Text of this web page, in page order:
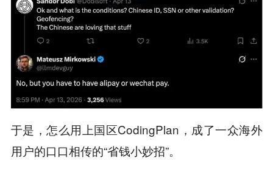
于是，怎么用上国区CodingPlan，成了一众海外
用户的口口相传的“省钱小妙招”。